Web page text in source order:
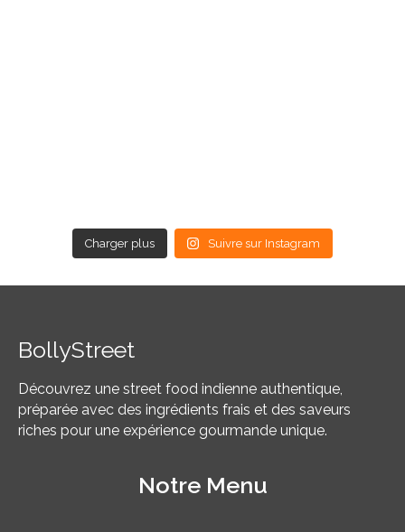
Charger plus Suivre sur Instagram
BollyStreet
Découvrez une street food indienne authentique,
préparée avec des ingrédients frais et des saveurs
riches pour une expérience gourmande unique.
Notre Menu